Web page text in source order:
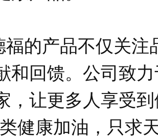
的产品不仅关注
和回馈。公司致
，让更多人享受
健康加油，只求